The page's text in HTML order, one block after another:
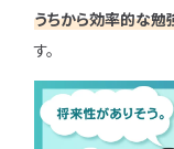
うちから効率的な勉
す。